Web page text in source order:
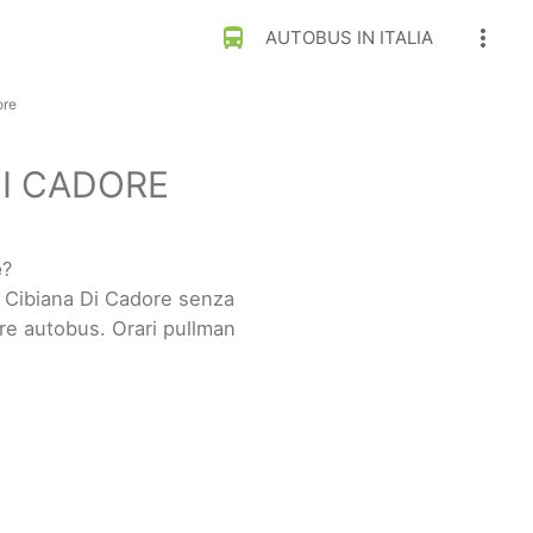
directions_bus AUTOBUS IN ITALIA more_vert
CADORE
?
Di Cadore senza
autobus. Orari pullman